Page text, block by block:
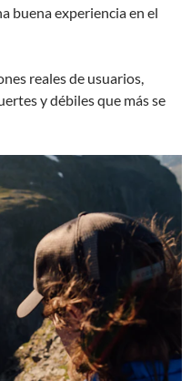
buena experiencia en el
reales de usuarios,
y débiles que más se